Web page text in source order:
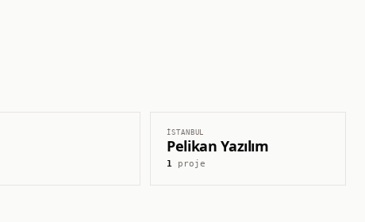
İSTANBUL
Pelikan Yazılım
1 proje